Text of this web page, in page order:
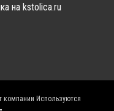
на kstolica.ru
компании Используются